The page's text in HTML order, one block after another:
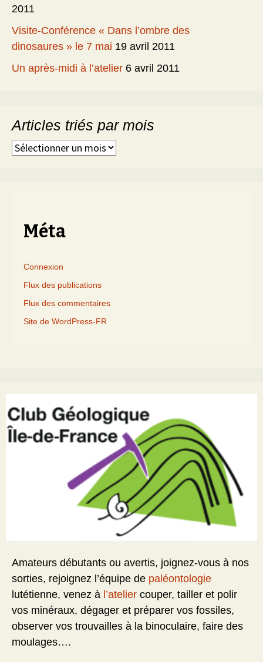
2011
Visite-Conférence « Dans l’ombre des
dinosaures » le 7 mai 19 avril 2011
Un après-midi à l’atelier 6 avril 2011
Articles triés par mois
Articles
Méta
Connexion
Flux des publications
Flux des commentaires
Site de WordPress-FR
Amateurs débutants ou avertis, joignez-vous à nos
sorties, rejoignez l’équipe de paléontologie
lutétienne, venez à l’atelier couper, tailler et polir
vos minéraux, dégager et préparer vos fossiles,
observer vos trouvailles à la binoculaire, faire des
moulages….